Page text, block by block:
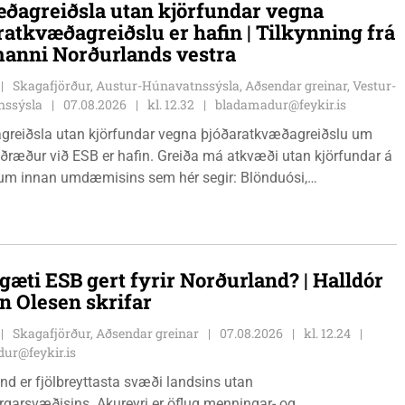
utan kjörfundar vegna
er hafin | Tilkynning frá
Norðurlands vestra
Skagafjörður, Austur-Húnavatnssýsla, Aðsendar greinar, Vestur-
07.08.2026 kl. 12.32
bladamadur@feykir.is
utan kjörfundar vegna þjóðaratkvæðagreiðslu um
er hafin. Greiða má atkvæði utan kjörfundar á
innan umdæmisins sem hér segir: Blönduósi,
- 15:00. Hvammstanga, ráðhúsi Húnaþings vestra að
og föstudaga kl. 10:00 - 12:00. Skagaströnd,
að Túnbraut 1-3, Skagaströnd, mánudaga -
kl. 09:00 - 12:00 og 13:00 - 15:00, frá og með
17. ágúst 2026.
ESB gert fyrir Norðurland? | Halldór
Olesen skrifar
Skagafjörður, Aðsendar greinar 07.08.2026
kl. 12.24
er fjölbreyttasta svæði landsins utan